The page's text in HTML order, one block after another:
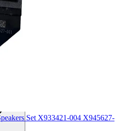
Set X933421-004 X945627-